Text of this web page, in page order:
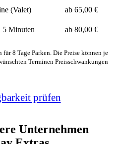
(Valet)
ab 65,00 €
5 Minuten ab 80,00 €
8 Tage Parken. Die Preise können je
Terminen Preisschwankungen
prüfen
Unternehmen